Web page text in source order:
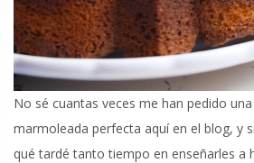
No sé cuantas veces me han pedido
marmoleada perfecta aquí en el blog, y
qué tardé tanto tiempo en enseñarles a